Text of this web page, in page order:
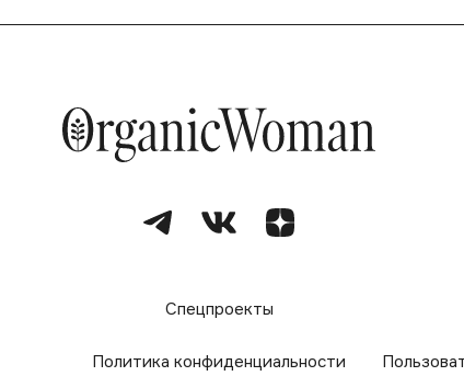
Спецпроекты
Политика конфиденциальности